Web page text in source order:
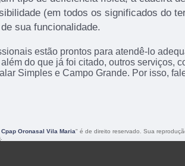
(em todos os significados do
sua funcionalidade.
estão prontos para atendê-lo
do que já foi citado, outros serviços,
Simples e Campo Grande. Por isso,
Oronasal Vila Maria" é de direito reservado. Sua